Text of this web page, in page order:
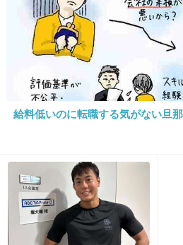
3件の返信
22. 匿名2021/03/22(月) 09:49:32
キスシーンやイチャイチャ
1件の返信
給料低いのに転職する気がない旦那